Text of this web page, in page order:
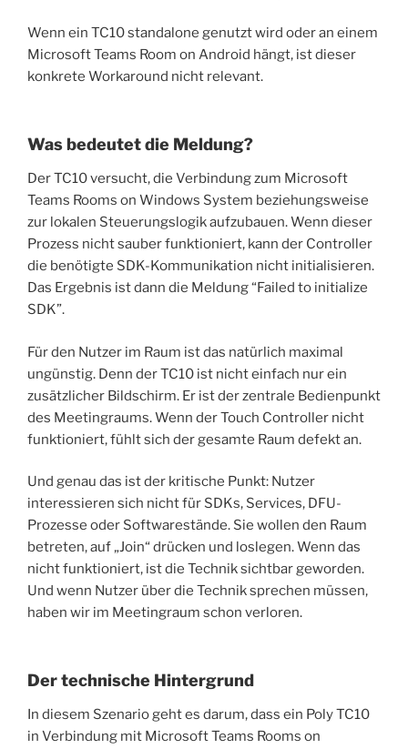
Wenn ein TC10 standalone genutzt wird oder an einem
Microsoft Teams Room on Android hängt, ist dieser
konkrete Workaround nicht relevant.
Was bedeutet die Meldung?
Der TC10 versucht, die Verbindung zum Microsoft
Teams Rooms on Windows System beziehungsweise
zur lokalen Steuerungslogik aufzubauen. Wenn dieser
Prozess nicht sauber funktioniert, kann der Controller
die benötigte SDK-Kommunikation nicht initialisieren.
Das Ergebnis ist dann die Meldung “Failed to initialize
SDK”.
Für den Nutzer im Raum ist das natürlich maximal
ungünstig. Denn der TC10 ist nicht einfach nur ein
zusätzlicher Bildschirm. Er ist der zentrale Bedienpunkt
des Meetingraums. Wenn der Touch Controller nicht
funktioniert, fühlt sich der gesamte Raum defekt an.
Und genau das ist der kritische Punkt: Nutzer
interessieren sich nicht für SDKs, Services, DFU-
Prozesse oder Softwarestände. Sie wollen den Raum
betreten, auf „Join“ drücken und loslegen. Wenn das
nicht funktioniert, ist die Technik sichtbar geworden.
Und wenn Nutzer über die Technik sprechen müssen,
haben wir im Meetingraum schon verloren.
Der technische Hintergrund
In diesem Szenario geht es darum, dass ein Poly TC10
in Verbindung mit Microsoft Teams Rooms on